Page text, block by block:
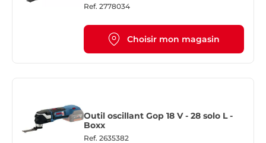
Ref. 2778034
Choisir mon magasin
Outil oscillant Gop 18 V - 28 solo L -
Boxx
Ref. 2635382